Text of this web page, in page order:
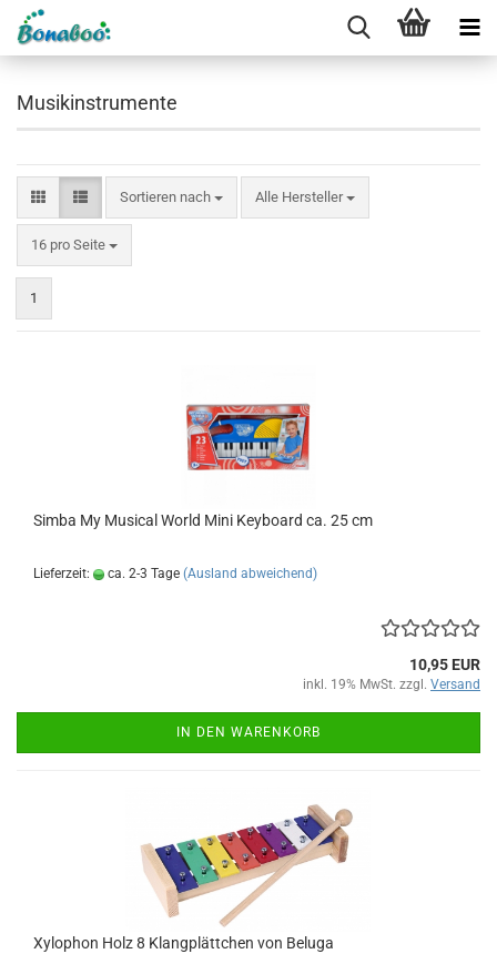
Musikinstrumente
Sortieren nach
Sortieren nach Alle Hersteller
16 pro Seite
pro Seite
1
Simba My Mu­si­cal World Mini Key­board ca. 25 cm
Lieferzeit: ca. 2-3 Tage (Ausland abweichend)
10,95 EUR
inkl. 19% MwSt. zzgl. Versand
IN DEN WARENKORB
Xy­lo­phon Holz 8 Klang­plätt­chen von Be­lu­ga